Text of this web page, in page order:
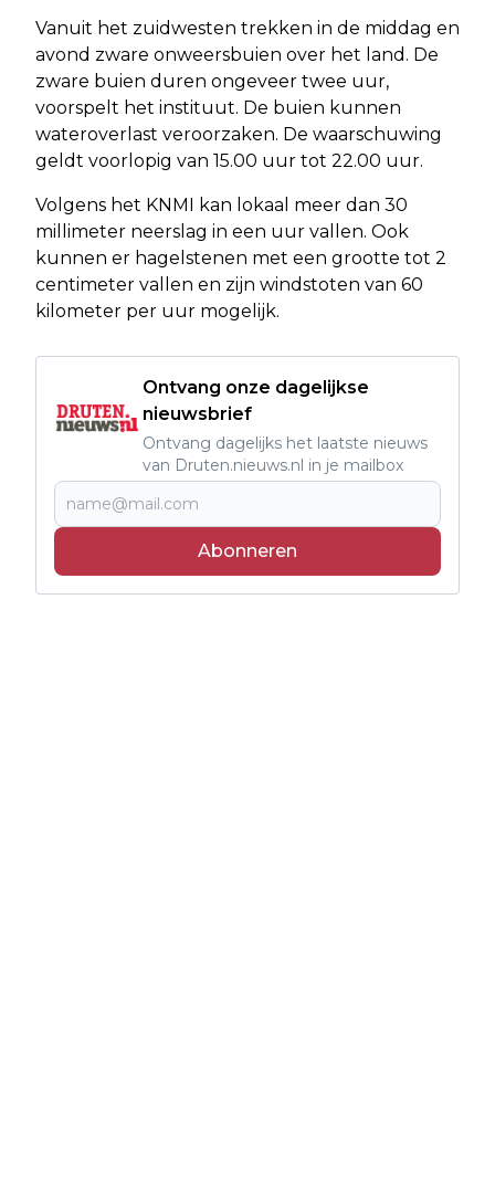
Vanuit het zuidwesten trekken in de middag en
avond zware onweersbuien over het land. De
zware buien duren ongeveer twee uur,
voorspelt het instituut. De buien kunnen
wateroverlast veroorzaken. De waarschuwing
geldt voorlopig van 15.00 uur tot 22.00 uur.
Volgens het KNMI kan lokaal meer dan 30
millimeter neerslag in een uur vallen. Ook
kunnen er hagelstenen met een grootte tot 2
centimeter vallen en zijn windstoten van 60
kilometer per uur mogelijk.
Ontvang onze dagelijkse
nieuwsbrief
Ontvang dagelijks het laatste nieuws
van Druten.nieuws.nl in je mailbox
Abonneren